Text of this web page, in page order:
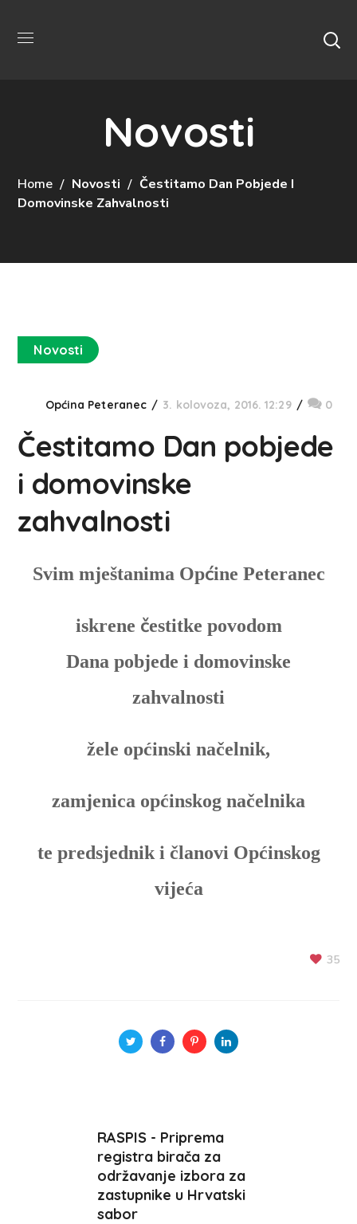
Novosti
Home Novosti
Čestitamo Dan Pobjede I
Domovinske Zahvalnosti
Novosti
Općina Peteranec 3. kolovoza, 2016. 12:29 0
Čestitamo Dan pobjede
i domovinske
zahvalnosti
Svim mještanima Općine Peteranec
iskrene čestitke povodom
Dana pobjede i domovinske
zahvalnosti
žele općinski načelnik,
zamjenica općinskog načelnika
te predsjednik i članovi Općinskog
vijeća
35
RASPIS - Priprema
registra birača za
održavanje izbora za
zastupnike u Hrvatski
sabor